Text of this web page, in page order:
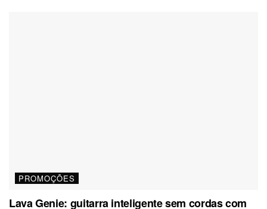
PROMOÇÕES
Lava Genie: guitarra inteligente sem cordas com